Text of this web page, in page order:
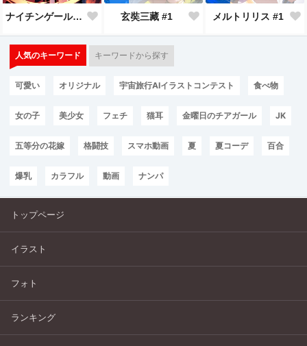
ナイチンゲール #1 玄奘三藏 #1 メルトリリス #1
人気のキーワード キーワードから探す
可愛い オリジナル 宇宙旅行AIイラストコンテスト 食べ物
女の子 美少女 フェチ 猫耳 金曜日のチアガール JK
五等分の花嫁 格闘技 スマホ動画 夏 夏コーデ 百合
爆乳 カラフル 動画 ナンパ
トップページ
イラスト
フォト
ランキング